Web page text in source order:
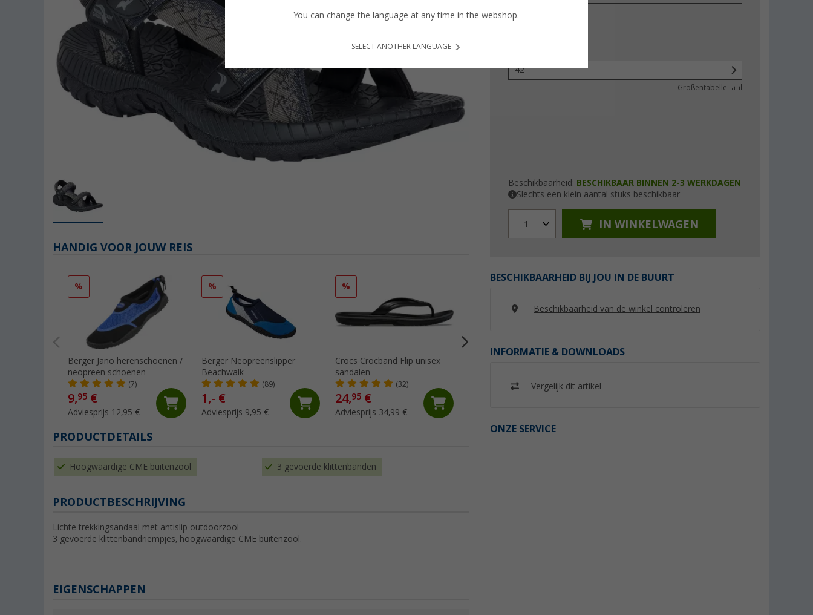
Kleur
42
Größentabelle
Beschikbaarheid: BESCHIKBAAR BINNEN 2-3 WERKDAGEN
Slechts een klein aantal stuks beschikbaar
1 IN WINKELWAGEN
BESCHIKBAARHEID BIJ JOU IN DE BUURT
Beschikbaarheid van de winkel controleren
INFORMATIE & DOWNLOADS
Vergelijk dit artikel
ONZE SERVICE
HANDIG VOOR JOUW REIS
%
Berger Jano herenschoenen /
neopreen schoenen
(7)
9,95 €
Adviesprijs 12,95 €
%
Berger Neopreenslipper
Beachwalk
(89)
1,- €
Adviesprijs 9,95 €
%
Crocs Crocband Flip unisex
sandalen
(32)
24,95 €
Adviesprijs 34,99 €
(94)
PRODUCTDETAILS
Hoogwaardige CME buitenzool 3 gevoerde klittenbanden
PRODUCTBESCHRIJVING
Lichte trekkingsandaal met antislip outdoorzool
3 gevoerde klittenbandriempjes, hoogwaardige CME buitenzool.
EIGENSCHAPPEN
You can change the language at any time in the webshop.
SELECT ANOTHER LANGUAGE